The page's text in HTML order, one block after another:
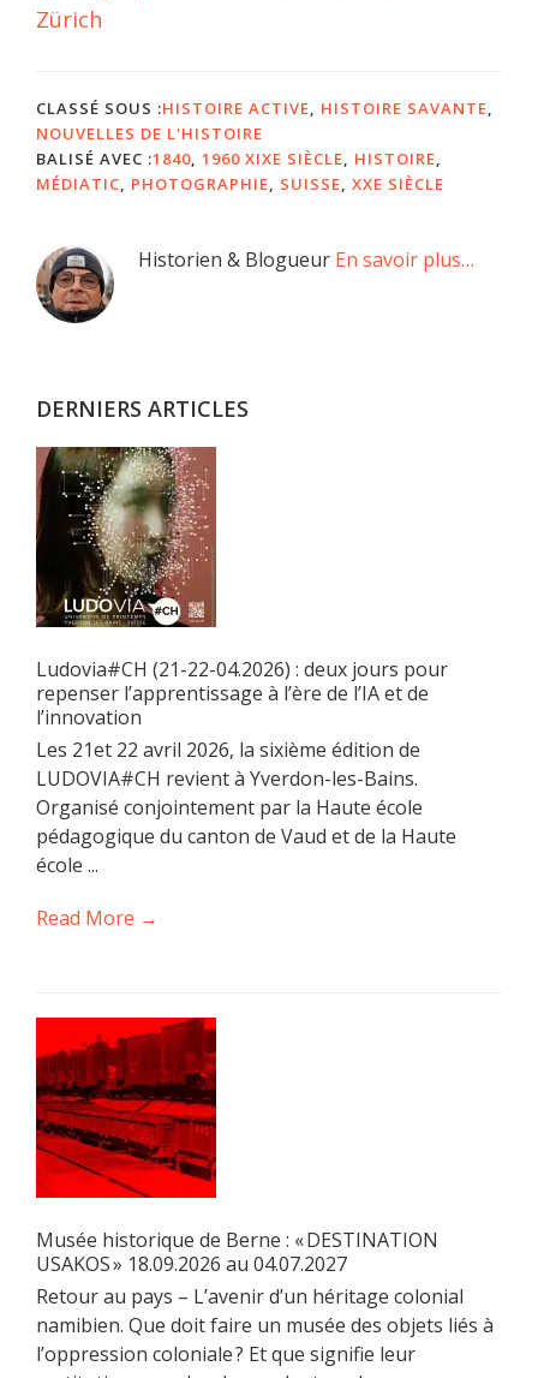
Zürich
CLASSÉ SOUS :HISTOIRE ACTIVE HISTOIRE SAVANTE
NOUVELLES DE L'HISTOIRE
BALISÉ AVEC :1840 1960 XIXE SIÈCLE HISTOIRE
MÉDIATIC
PHOTOGRAPHIE SUISSE XXE SIÈCLE
Barre
latérale
Historien & Blogueur En savoir plus…
DERNIERS ARTICLES
Ludovia#CH (21-22-04.2026) : deux jours pour
repenser l’apprentissage à l’ère de l’IA et de
l’innovation
Les 21et 22 avril 2026, la sixième édition de
LUDOVIA#CH revient à Yverdon-les-Bains.
Organisé conjointement par la Haute école
pédagogique du canton de Vaud et de la Haute
école ...
Read More →
Musée historique de Berne : « DESTINATION
USAKOS » 18.09.2026 au 04.07.2027
Retour au pays – L’avenir d’un héritage colonial
namibien. Que doit faire un musée des objets liés à
l’oppression coloniale ? Et que signifie leur